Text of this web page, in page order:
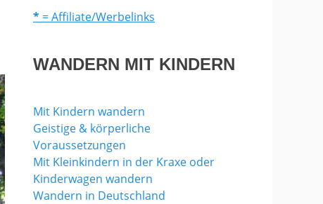
* = Affiliate/Werbelinks
WANDERN MIT KINDERN
Mit Kindern wandern
Geistige & körperliche
Voraussetzungen
Mit Kleinkindern in der Kraxe oder
Kinderwagen wandern
Wandern in Deutschland